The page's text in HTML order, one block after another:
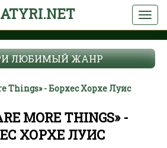
ЛЮБИМЫЙ ЖАНР
Things» - Борхес Хорхе Луис
MORE THINGS» -
ХОРХЕ ЛУИС